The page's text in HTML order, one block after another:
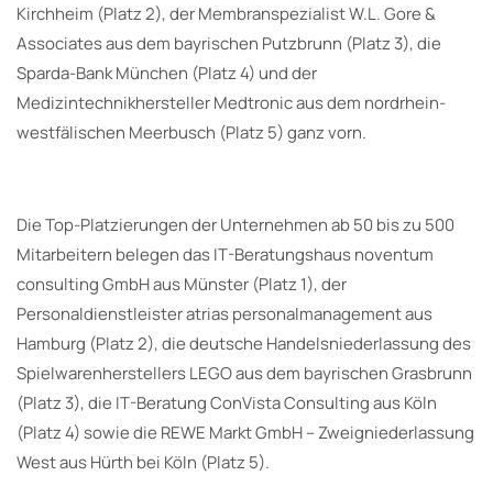
Kirchheim (Platz 2), der Membranspezialist W.L. Gore &
Associates aus dem bayrischen Putzbrunn (Platz 3), die
Sparda-Bank München (Platz 4) und der
Medizintechnikhersteller Medtronic aus dem nordrhein-
westfälischen Meerbusch (Platz 5) ganz vorn.
Die Top-Platzierungen der Unternehmen ab 50 bis zu 500
Mitarbeitern belegen das IT-Beratungshaus noventum
consulting GmbH aus Münster (Platz 1), der
Personaldienstleister atrias personalmanagement aus
Hamburg (Platz 2), die deutsche Handelsniederlassung des
Spielwarenherstellers LEGO aus dem bayrischen Grasbrunn
(Platz 3), die IT-Beratung ConVista Consulting aus Köln
(Platz 4) sowie die REWE Markt GmbH – Zweigniederlassung
West aus Hürth bei Köln (Platz 5).